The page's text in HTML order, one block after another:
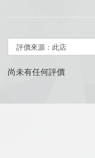
尚未有任何評價